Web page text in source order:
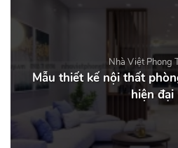
Nhà Việt Phong
Mẫu thiết kế nội thất
hiện đại